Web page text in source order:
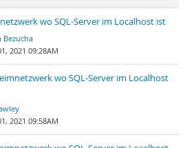
wo SQL-Server im Localhost ist
Bezucha
2021 09:28AM
wo SQL-Server im Localhost
2021 09:58AM